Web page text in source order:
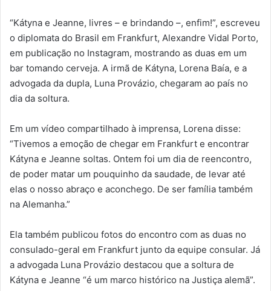
“Kátyna e Jeanne, livres – e brindando –, enfim!”, escreveu
o diplomata do Brasil em Frankfurt, Alexandre Vidal Porto,
em publicação no Instagram, mostrando as duas em um
bar tomando cerveja. A irmã de Kátyna, Lorena Baía, e a
advogada da dupla, Luna Provázio, chegaram ao país no
dia da soltura.
Em um vídeo compartilhado à imprensa, Lorena disse:
“Tivemos a emoção de chegar em Frankfurt e encontrar
Kátyna e Jeanne soltas. Ontem foi um dia de reencontro,
de poder matar um pouquinho da saudade, de levar até
elas o nosso abraço e aconchego. De ser família também
na Alemanha.”
Ela também publicou fotos do encontro com as duas no
consulado-geral em Frankfurt junto da equipe consular. Já
a advogada Luna Provázio destacou que a soltura de
Kátyna e Jeanne “é um marco histórico na Justiça alemã”.